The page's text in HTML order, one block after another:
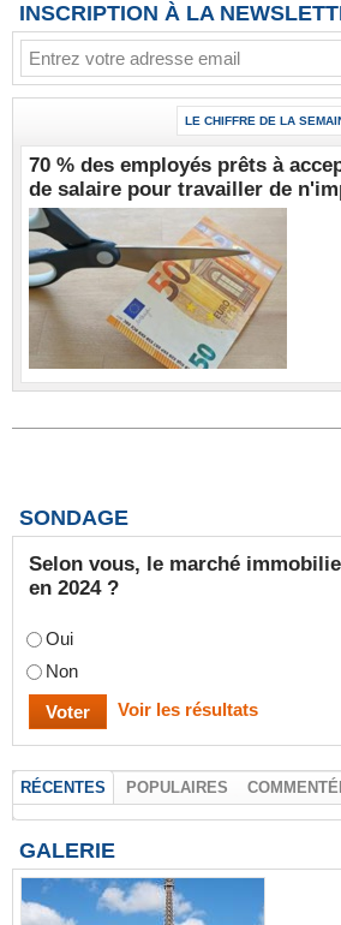
INSCRIPTION À LA
LE CHIFFRE DE LA
70 % des employés prêts à
de salaire pour travailler de
SONDAGE
Selon vous, le marché
en 2024 ?
Oui
Non
Voir les résultats
RÉCENTES POPULAIRES
GALERIE